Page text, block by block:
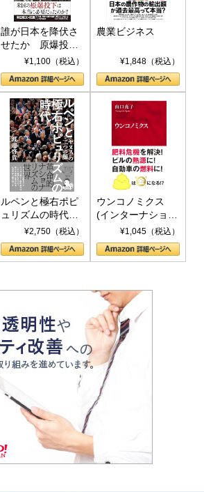
誰が日本を降伏さ
せたか 原爆投
下、ソ連参戦、そ
して聖断 (PHP新
書)
¥1,100（税込）
農業ビジネス
¥1,848（税込）
ルペンと極右ポピ
ュリズムの時代：
〈ヤヌス〉の二つ
の顔
¥2,750（税込）
ウンコノミクス
(インターナショナ
ル新書)¥1,045（税込）